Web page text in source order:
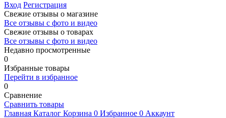
Вход Регистрация
Свежие отзывы о магазине
Все отзывы с фото и видео
Свежие отзывы о товарах
Все отзывы c фото и видео
Недавно просмотренные
0
Избранные товары
Перейти в избранное
0
Сравнение
Сравнить товары
Главная Каталог Корзина 0 Избранное 0 Аккаунт